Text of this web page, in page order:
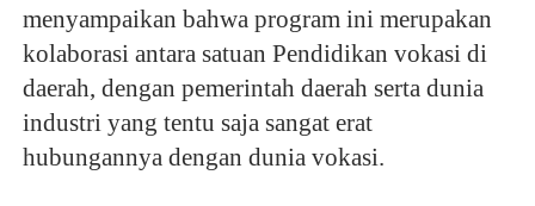
menyampaikan bahwa program ini merupakan
kolaborasi antara satuan Pendidikan vokasi di
daerah, dengan pemerintah daerah serta dunia
industri yang tentu saja sangat erat
hubungannya dengan dunia vokasi.